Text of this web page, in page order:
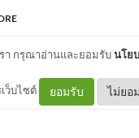
า กรุณาอ่านและยอมรับนโย
ว็บไซต์ ยอมรับ ไม่ยอ